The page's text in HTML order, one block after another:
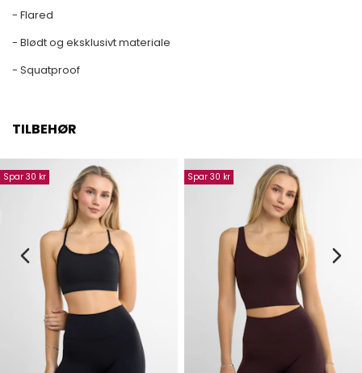
- Flared
- Blødt og eksklusivt materiale
- Squatproof
TILBEHØR
Spar 30 kr Spar 30 kr